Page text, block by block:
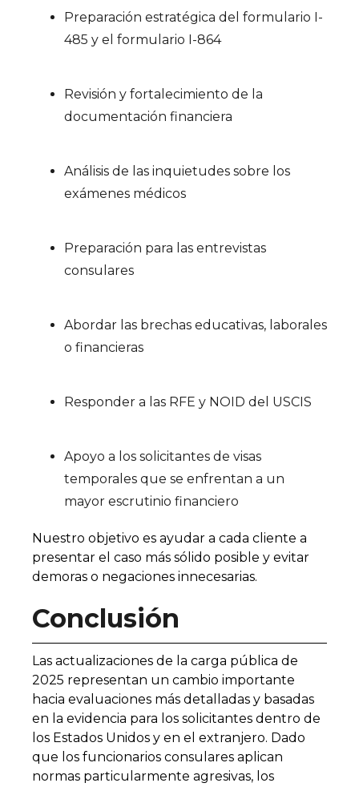
Preparación estratégica del formulario I-
485 y el formulario I-864
Revisión y fortalecimiento de la
documentación financiera
Análisis de las inquietudes sobre los
exámenes médicos
Preparación para las entrevistas
consulares
Abordar las brechas educativas, laborales
o financieras
Responder a las RFE y NOID del USCIS
Apoyo a los solicitantes de visas
temporales que se enfrentan a un
mayor escrutinio financiero
Nuestro objetivo es ayudar a cada cliente a
presentar el caso más sólido posible y evitar
demoras o negaciones innecesarias.
Conclusión
Las actualizaciones de la carga pública de
2025 representan un cambio importante
hacia evaluaciones más detalladas y basadas
en la evidencia para los solicitantes dentro de
los Estados Unidos y en el extranjero. Dado
que los funcionarios consulares aplican
normas particularmente agresivas, los